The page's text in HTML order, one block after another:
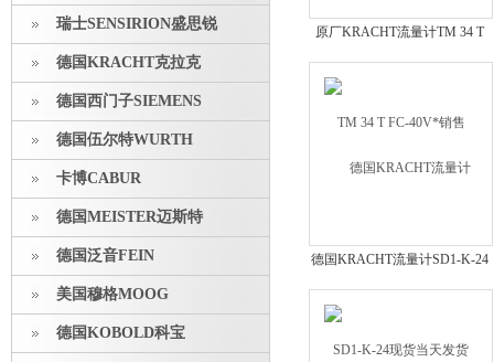
瑞士SENSIRION盛思锐
德国KRACHT克拉克
德国西门子SIEMENS
德国伍尔特WURTH
卡博CABUR
德国MEISTER迈斯特
德国泛音FEIN
美国穆格MOOG
德国KOBOLD科宝
原厂KRACHT流量计TM 34 T
FC-40V*销售
德国KRACHT流量计SD1-K-24
现货当天发货